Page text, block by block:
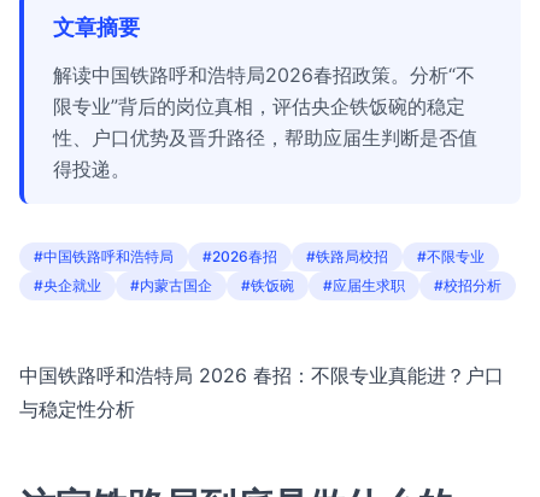
文章摘要
解读中国铁路呼和浩特局2026春招政策。分析“不
限专业”背后的岗位真相，评估央企铁饭碗的稳定
性、户口优势及晋升路径，帮助应届生判断是否值
得投递。
#中国铁路呼和浩特局 #2026春招 #铁路局校招
#不限专业
#央企就业
#内蒙古国企 #铁饭碗 #应届生求职 #校招分析
中国铁路呼和浩特局 2026 春招：不限专业真能进？户口
与稳定性分析